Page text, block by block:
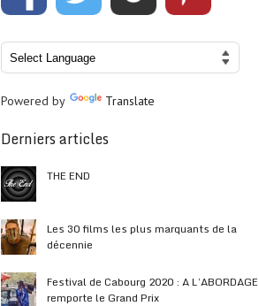
Powered by Translate
Derniers articles
THE END
Les 30 films les plus marquants de la
décennie
Festival de Cabourg 2020 : A L’ABORDAGE
remporte le Grand Prix